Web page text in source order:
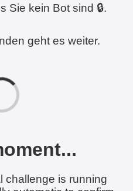
Sie kein Bot sind 🔒.
geht es weiter.
challenge is running